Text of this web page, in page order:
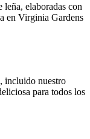
leña, elaboradas con
en Virginia Gardens
incluido nuestro
para todos los